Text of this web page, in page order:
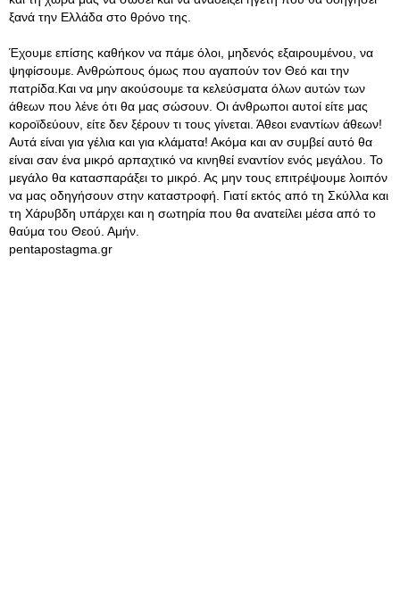
ξανά την Ελλάδα στο θρόνο της.
Έχουμε επίσης καθήκον να πάμε όλοι, μηδενός εξαιρουμένου, να
ψηφίσουμε. Ανθρώπους όμως που αγαπούν τον Θεό και την
πατρίδα.Και να μην ακούσουμε τα κελεύσματα όλων αυτών των
άθεων που λένε ότι θα μας σώσουν. Οι άνθρωποι αυτοί είτε μας
κοροϊδεύουν, είτε δεν ξέρουν τι τους γίνεται. Άθεοι εναντίων άθεων!
Αυτά είναι για γέλια και για κλάματα! Ακόμα και αν συμβεί αυτό θα
είναι σαν ένα μικρό αρπαχτικό να κινηθεί εναντίον ενός μεγάλου. Το
μεγάλο θα κατασπαράξει το μικρό. Ας μην τους επιτρέψουμε λοιπόν
να μας οδηγήσουν στην καταστροφή. Γιατί εκτός από τη Σκύλλα και
τη Χάρυβδη υπάρχει και η σωτηρία που θα ανατείλει μέσα από το
θαύμα του Θεού. Αμήν.
pentapostagma.gr